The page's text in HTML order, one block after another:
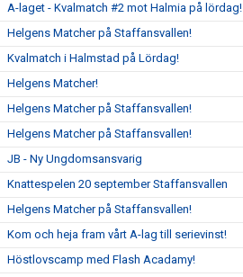
A-laget - Kvalmatch #2 mot Halmia på lördag!
Helgens Matcher på Staffansvallen!
Kvalmatch i Halmstad på Lördag!
Helgens Matcher!
Helgens Matcher på Staffansvallen!
Helgens Matcher på Staffansvallen!
JB - Ny Ungdomsansvarig
Knattespelen 20 september Staffansvallen
Helgens Matcher på Staffansvallen!
Kom och heja fram vårt A-lag till serievinst!
Höstlovscamp med Flash Acadamy!